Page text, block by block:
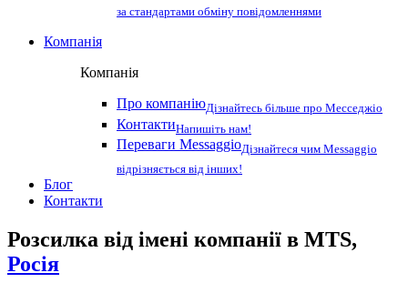
за стандартами обміну повідомленнями
Компанія
Компанія
Про компаніюДізнайтесь більше про Месседжіо
КонтактиНапишіть нам!
Переваги MessaggioДізнайтеся чим Messaggio
відрізняється від інших!
Блог
Контакти
Розсилка від імені компанії в MTS,
Росія